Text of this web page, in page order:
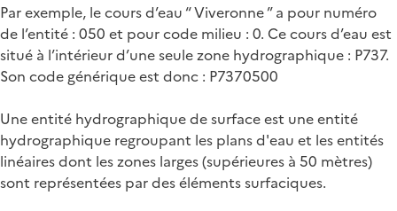
Par exemple, le cours d’eau “ Viveronne ” a pour numéro
de l’entité : 050 et pour code milieu : 0. Ce cours d’eau est
situé à l’intérieur d’une seule zone hydrographique : P737.
Son code générique est donc : P7370500
Une entité hydrographique de surface est une entité
hydrographique regroupant les plans d'eau et les entités
linéaires dont les zones larges (supérieures à 50 mètres)
sont représentées par des éléments surfaciques.